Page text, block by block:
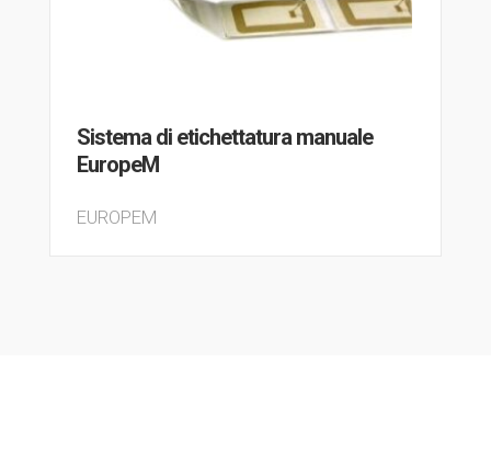
Sistema di etichettatura manuale
EuropeM
EUROPEM